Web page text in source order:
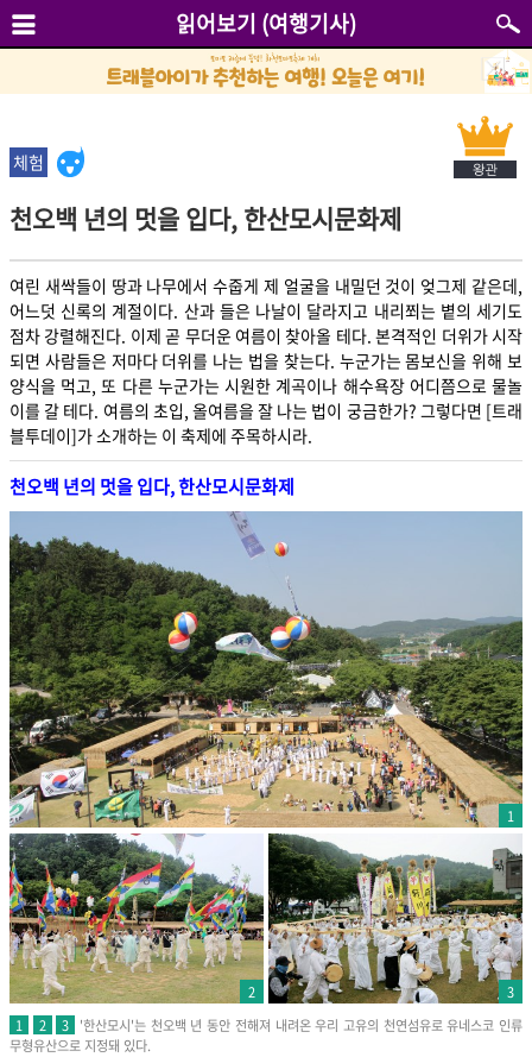
읽어보기 (여행기사)
체험
천오백 년의 멋을 입다, 한산모시문화제
여린 새싹들이 땅과 나무에서 수줍게 제 얼굴을 내밀던 것이 엊그제 같은데,
어느덧 신록의 계절이다. 산과 들은 나날이 달라지고 내리쬐는 볕의 세기도
점차 강렬해진다. 이제 곧 무더운 여름이 찾아올 테다. 본격적인 더위가 시작
되면 사람들은 저마다 더위를 나는 법을 찾는다. 누군가는 몸보신을 위해 보
양식을 먹고, 또 다른 누군가는 시원한 계곡이나 해수욕장 어디쯤으로 물놀
이를 갈 테다. 여름의 초입, 올여름을 잘 나는 법이 궁금한가? 그렇다면 [트래
블투데이]가 소개하는 이 축제에 주목하시라.
천오백 년의 멋을 입다, 한산모시문화제
1
2
3
1
2 3 '한산모시'는 천오백 년 동안 전해져 내려온 우리 고유의 천연섬유로 유네스코 인류
무형유산으로 지정돼 있다.